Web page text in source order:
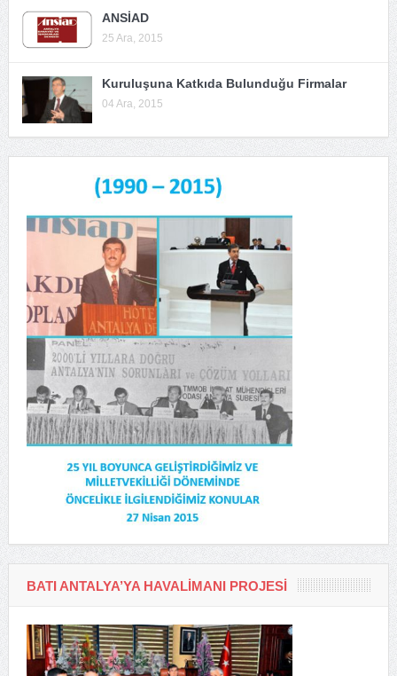
ANSİAD
25 Ara, 2015
Kuruluşuna Katkıda Bulunduğu Firmalar
04 Ara, 2015
BATI ANTALYA’YA HAVALIMANI PROJESI